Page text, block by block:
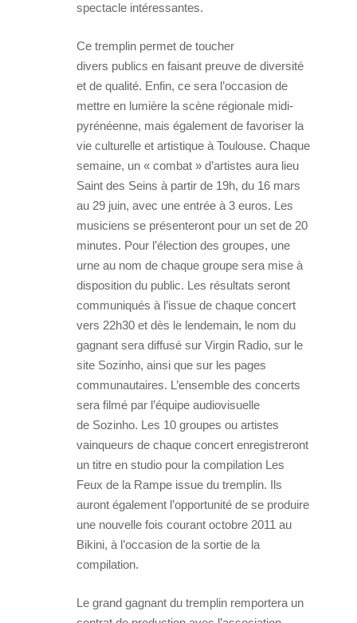
spectacle intéressantes.
Ce tremplin permet de toucher
divers publics en faisant preuve de diversité
et de qualité. Enfin, ce sera l’occasion de
mettre en lumière la scène régionale midi-
pyrénéenne, mais également de favoriser la
vie culturelle et artistique à Toulouse. Chaque
semaine, un « combat » d’artistes aura lieu
Saint des Seins à partir de 19h, du 16 mars
au 29 juin, avec une entrée à 3 euros. Les
musiciens se présenteront pour un set de 20
minutes. Pour l’élection des groupes, une
urne au nom de chaque groupe sera mise à
disposition du public. Les résultats seront
communiqués à l’issue de chaque concert
vers 22h30 et dès le lendemain, le nom du
gagnant sera diffusé sur Virgin Radio, sur le
site Sozinho, ainsi que sur les pages
communautaires. L’ensemble des concerts
sera filmé par l’équipe audiovisuelle
de Sozinho. Les 10 groupes ou artistes
vainqueurs de chaque concert enregistreront
un titre en studio pour la compilation Les
Feux de la Rampe issue du tremplin. Ils
auront également l’opportunité de se produire
une nouvelle fois courant octobre 2011 au
Bikini, à l’occasion de la sortie de la
compilation.
Le grand gagnant du tremplin remportera un